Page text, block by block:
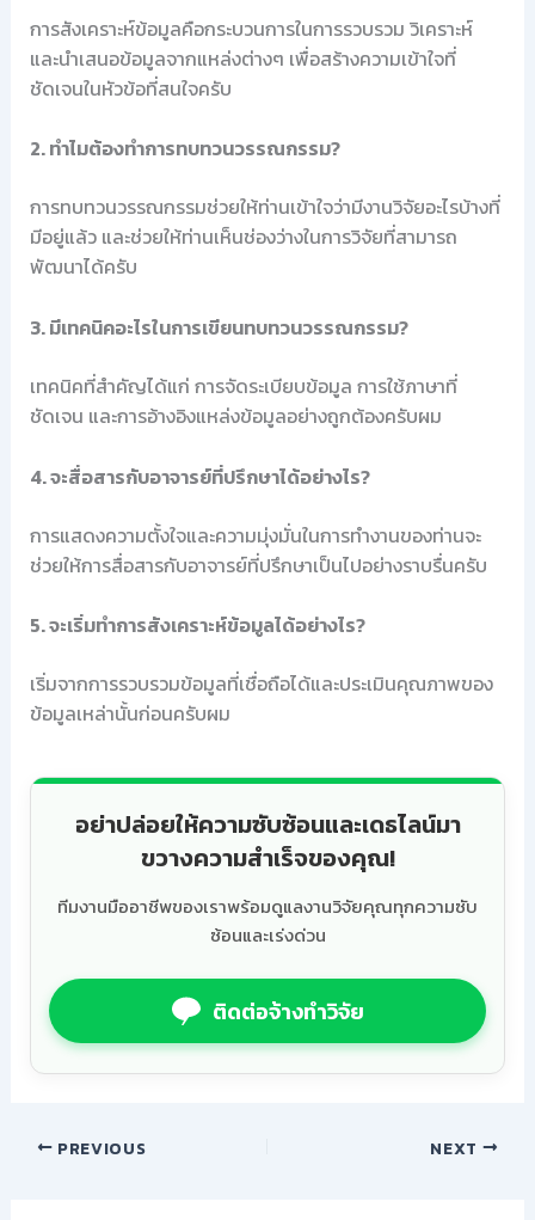
การสังเคราะห์ข้อมูลคือกระบวนการในการรวบรวม วิเคราะห์
และนำเสนอข้อมูลจากแหล่งต่างๆ เพื่อสร้างความเข้าใจที่
ชัดเจนในหัวข้อที่สนใจครับ
2. ทำไมต้องทำการทบทวนวรรณกรรม?
การทบทวนวรรณกรรมช่วยให้ท่านเข้าใจว่ามีงานวิจัยอะไรบ้างที่
มีอยู่แล้ว และช่วยให้ท่านเห็นช่องว่างในการวิจัยที่สามารถ
พัฒนาได้ครับ
3. มีเทคนิคอะไรในการเขียนทบทวนวรรณกรรม?
เทคนิคที่สำคัญได้แก่ การจัดระเบียบข้อมูล การใช้ภาษาที่
ชัดเจน และการอ้างอิงแหล่งข้อมูลอย่างถูกต้องครับผม
4. จะสื่อสารกับอาจารย์ที่ปรึกษาได้อย่างไร?
การแสดงความตั้งใจและความมุ่งมั่นในการทำงานของท่านจะ
ช่วยให้การสื่อสารกับอาจารย์ที่ปรึกษาเป็นไปอย่างราบรื่นครับ
5. จะเริ่มทำการสังเคราะห์ข้อมูลได้อย่างไร?
เริ่มจากการรวบรวมข้อมูลที่เชื่อถือได้และประเมินคุณภาพของ
ข้อมูลเหล่านั้นก่อนครับผม
อย่าปล่อยให้ความซับซ้อนและเดธไลน์มา
ขวางความสำเร็จของคุณ!
ทีมงานมืออาชีพของเราพร้อมดูแลงานวิจัยคุณทุกความซับ
ซ้อนและเร่งด่วน
ติดต่อจ้างทำวิจัย
PREVIOUS NEXT